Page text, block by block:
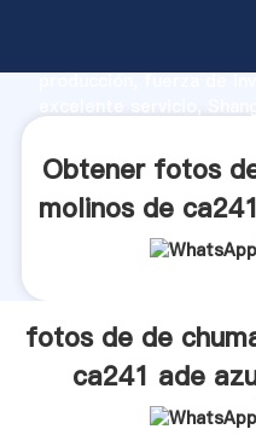
producción, fuerza de
valor y aporta valores a
Obtener fotos
molinos de
fotos de de
ca241 ade